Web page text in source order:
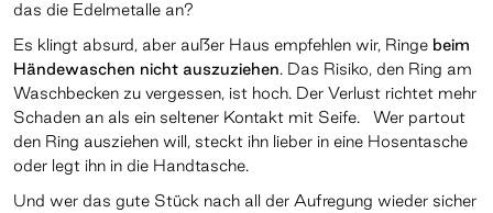
das die Edelmetalle an?
Es klingt absurd, aber außer Haus empfehlen wir, Ringe beim
Händewaschen nicht auszuziehen. Das Risiko, den Ring am
Waschbecken zu vergessen, ist hoch. Der Verlust richtet mehr
Schaden an als ein seltener Kontakt mit Seife. Wer partout
den Ring ausziehen will, steckt ihn lieber in eine Hosentasche
oder legt ihn in die Handtasche.
Und wer das gute Stück nach all der Aufregung wieder sicher